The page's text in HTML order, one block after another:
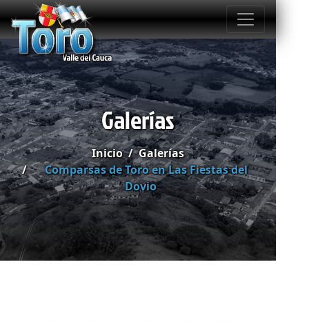
Galerías
Inicio
Galerías
Comparsas de Toro en Las Fiestas del
Dovio